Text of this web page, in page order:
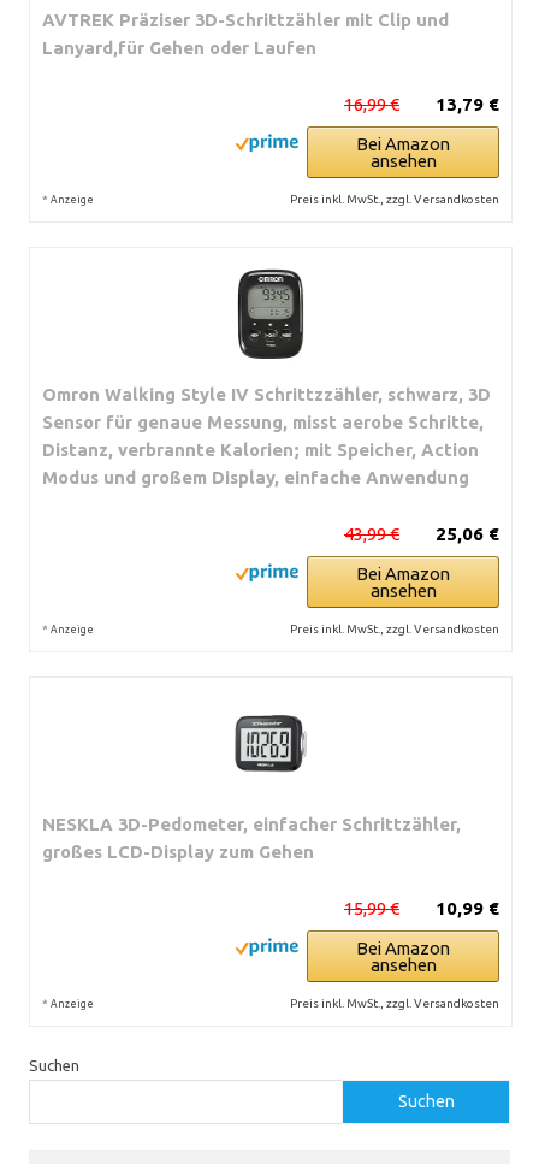
AVTREK Präziser 3D-Schrittzähler mit Clip und
Lanyard,für Gehen oder Laufen
13,79 €
16,99 €
Bei Amazon
ansehen
* Anzeige Preis inkl. MwSt., zzgl. Versandkosten
Omron Walking Style IV Schrittzzähler, schwarz, 3D
Sensor für genaue Messung, misst aerobe Schritte,
Distanz, verbrannte Kalorien; mit Speicher, Action
Modus und großem Display, einfache Anwendung
25,06 €
43,99 €
Bei Amazon
ansehen
* Anzeige Preis inkl. MwSt., zzgl. Versandkosten
NESKLA 3D-Pedometer, einfacher Schrittzähler,
großes LCD-Display zum Gehen
10,99 €
15,99 €
Bei Amazon
ansehen
* Anzeige Preis inkl. MwSt., zzgl. Versandkosten
Suchen
Suchen